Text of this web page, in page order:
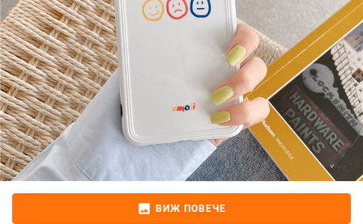
image ВИЖ ПОВЕЧЕ